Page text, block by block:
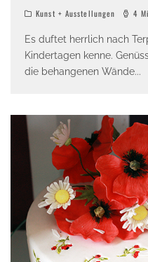
Kunst + Ausstellungen 4
Es duftet herrlich nach
Kindertagen kenne.
die behangenen Wände...